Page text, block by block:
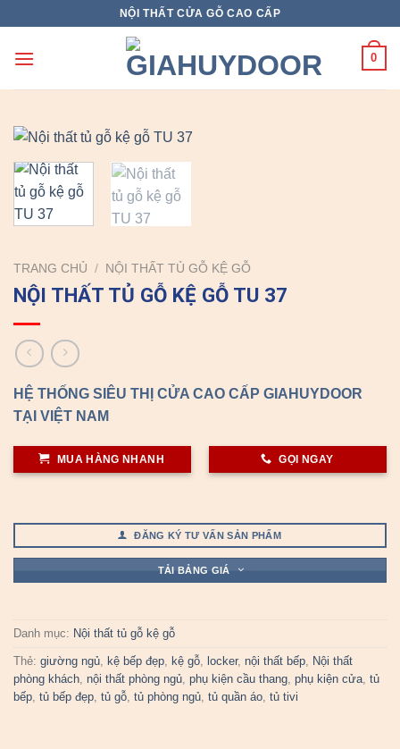
content
NỘI THẤT CỬA GỖ CAO CẤP
0
TRANG CHỦ / NỘI THẤT TỦ GỖ KỆ GỖ
NỘI THẤT TỦ GỖ KỆ GỖ TU 37
HỆ THỐNG SIÊU THỊ CỬA CAO CẤP GIAHUYDOOR
TẠI VIỆT NAM
MUA HÀNG NHANH GỌI NGAY
ĐĂNG KÝ TƯ VẤN SẢN PHẨM
TẢI BẢNG GIÁ
Danh mục: Nội thất tủ gỗ kệ gỗ
Thẻ: giường ngủ, kệ bếp đẹp, kệ gỗ, locker, nội thất bếp, Nội thất
phòng khách, nội thất phòng ngủ, phụ kiện cầu thang, phụ kiện cửa, tủ
bếp, tủ bếp đẹp, tủ gỗ, tủ phòng ngủ, tủ quần áo, tủ tivi